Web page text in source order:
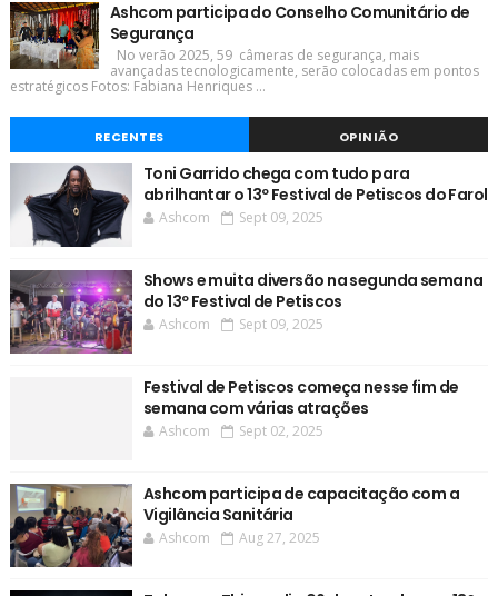
Ashcom participa do Conselho Comunitário de
Segurança
No verão 2025, 59 câmeras de segurança, mais
avançadas tecnologicamente, serão colocadas em pontos
estratégicos Fotos: Fabiana Henriques ...
RECENTES OPINIÃO
Toni Garrido chega com tudo para
abrilhantar o 13º Festival de Petiscos do Farol
Ashcom Sept 09, 2025
Shows e muita diversão na segunda semana
do 13º Festival de Petiscos
Ashcom Sept 09, 2025
Festival de Petiscos começa nesse fim de
semana com várias atrações
Ashcom Sept 02, 2025
Ashcom participa de capacitação com a
Vigilância Sanitária
Ashcom Aug 27, 2025